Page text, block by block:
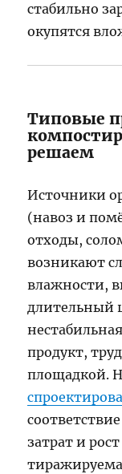
стабильно
окупятся
Типовые
решаем
Источники
(навоз и
отходы,
возникают
влажности,
длительный
продукт,
площадкой.
затрат и